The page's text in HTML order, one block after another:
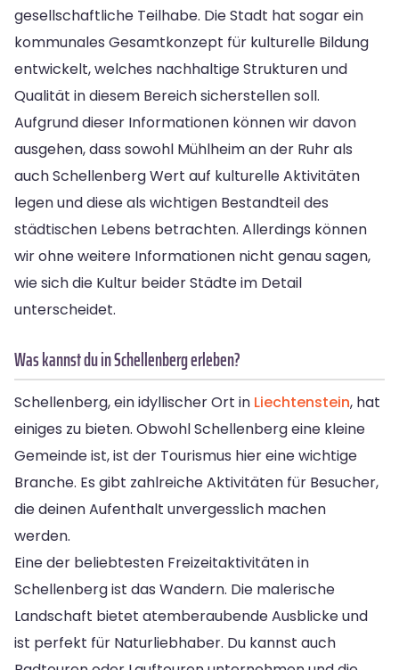
gesellschaftliche Teilhabe. Die Stadt hat sogar ein
kommunales Gesamtkonzept für kulturelle Bildung
entwickelt, welches nachhaltige Strukturen und
Qualität in diesem Bereich sicherstellen soll.
Aufgrund dieser Informationen können wir davon
ausgehen, dass sowohl Mühlheim an der Ruhr als
auch Schellenberg Wert auf kulturelle Aktivitäten
legen und diese als wichtigen Bestandteil des
städtischen Lebens betrachten. Allerdings können
wir ohne weitere Informationen nicht genau sagen,
wie sich die Kultur beider Städte im Detail
unterscheidet.
Was kannst du in Schellenberg erleben?
Schellenberg, ein idyllischer Ort in Liechtenstein, hat
einiges zu bieten. Obwohl Schellenberg eine kleine
Gemeinde ist, ist der Tourismus hier eine wichtige
Branche. Es gibt zahlreiche Aktivitäten für Besucher,
die deinen Aufenthalt unvergesslich machen
werden.
Eine der beliebtesten Freizeitaktivitäten in
Schellenberg ist das Wandern. Die malerische
Landschaft bietet atemberaubende Ausblicke und
ist perfekt für Naturliebhaber. Du kannst auch